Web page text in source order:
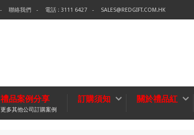
聯絡我們 電話 : 3111 6427 SALES@REDGIFT.COM.HK
禮品案例分享
更多其他公司訂購案例
訂購須知 關於禮品紅